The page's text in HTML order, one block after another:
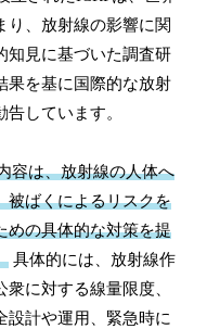
り、放射線の影響に関
知見に基づいた調査研
果を基に国際的な放射
しています。
容は、放射線の人体へ
被ばくによるリスクを
めの具体的な対策を提
具体的には、放射線作
に対する線量限度、
設計や運用、緊急時に